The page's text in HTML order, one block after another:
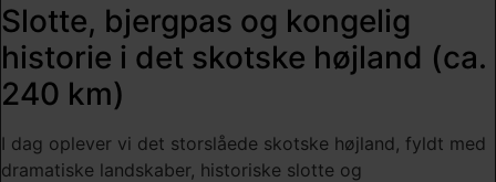
Slotte, bjergpas og kongelig
historie i det skotske højland (ca.
240 km)
I dag oplever vi det storslåede skotske højland, fyldt med
dramatiske landskaber, historiske slotte og